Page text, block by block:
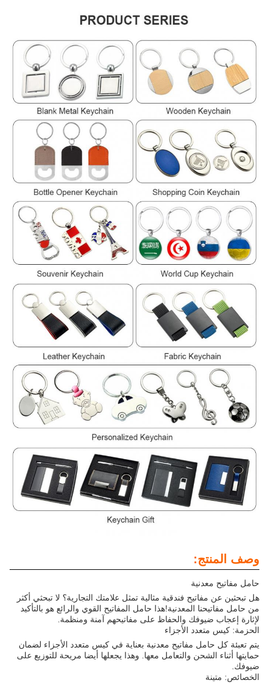
وصف المنتج:
حامل مفاتيح معدنية
هل تبحثين عن مفاتيح فندقية مثالية تمثل علامتك التجارية؟ لا تبحثي أكثر
من حامل مفاتيحنا المعدنية!هذا حامل المفاتيح القوي والرائع هو بالتأكيد
لإثارة إعجاب ضيوفك والحفاظ على مفاتيحهم آمنة ومنظمة.
الحزمة: كيس متعدد الأجزاء
يتم تعبئة كل حامل مفاتيح معدنية بعناية في كيس متعدد الأجزاء لضمان
حمايتها أثناء الشحن والتعامل معها. وهذا يجعلها أيضا مريحة للتوزيع على
ضيوفك.
الخصائص: متينة